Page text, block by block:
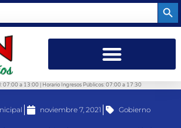
07:00 a 13:00 | Horario Ingresos Públicos: 07:00 a 17:30
noviembre 7, 2021 Gobierno